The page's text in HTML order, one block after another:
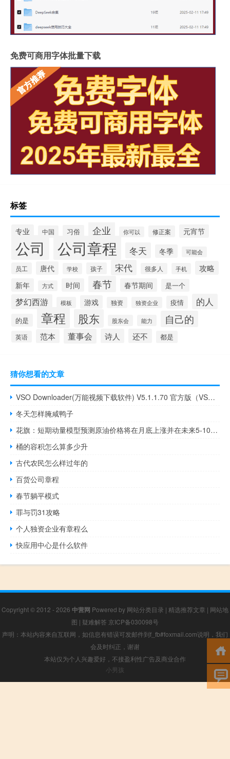
免费可商用字体批量下载
标签
专业 中国 习俗 企业 你可以 修正案 元宵节
公司 公司章程 冬天 冬季 可能会
员工 唐代 学校 孩子 宋代 很多人 手机 攻略
新年 方式 时间 春节 春节期间 是一个
梦幻西游 模板 游戏 独资 独资企业 疫情 的人
的是 章程 股东 股东会 能力 自己的
英语 范本 董事会 诗人 还不 都是
猜你想看的文章
VSO Downloader(万能视频下载软件) V5.1.1.70 官方版（VSO Downloader(万能视频下载软件) V5.1.1.70 官方版功能简介）
冬天怎样腌咸鸭子
花旗：短期动量模型预测原油价格将在月底上涨并在未来5-10天内对ICE布伦特产生中性-看涨信号
桶的容积怎么算多少升
古代农民怎么样过年的
百货公司章程
春节躺平模式
罪与罚31攻略
个人独资企业有章程么
快应用中心是什么软件
Copyright © 2012 - 2026 中营网 Powered by 网站分类目录 | 精选推荐文章 | 网站地
图 | 疑难解答 京ICP备030098号
声明：本站内容来自互联网，如信息有错误可发邮件到f_fb#foxmail.com说明，我们
会及时纠正，谢谢
本站仅为个人兴趣爱好，不接盈利性广告及商业合作
小男孩